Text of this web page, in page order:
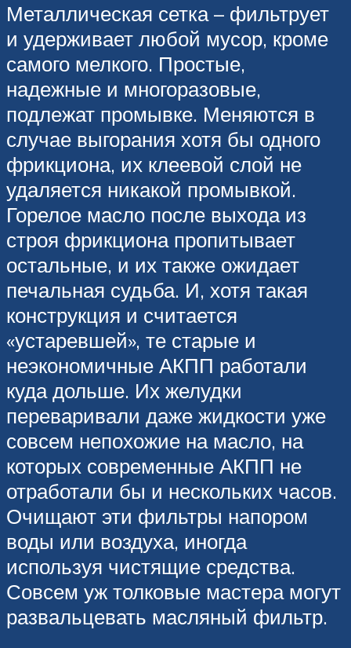
Металлическая сетка – фильтрует
и удерживает любой мусор, кроме
самого мелкого. Простые,
надежные и многоразовые,
подлежат промывке. Меняются в
случае выгорания хотя бы одного
фрикциона, их клеевой слой не
удаляется никакой промывкой.
Горелое масло после выхода из
строя фрикциона пропитывает
остальные, и их также ожидает
печальная судьба. И, хотя такая
конструкция и считается
«устаревшей», те старые и
неэкономичные АКПП работали
куда дольше. Их желудки
переваривали даже жидкости уже
совсем непохожие на масло, на
которых современные АКПП не
отработали бы и нескольких часов.
Очищают эти фильтры напором
воды или воздуха, иногда
используя чистящие средства.
Совсем уж толковые мастера могут
развальцевать масляный фильтр.